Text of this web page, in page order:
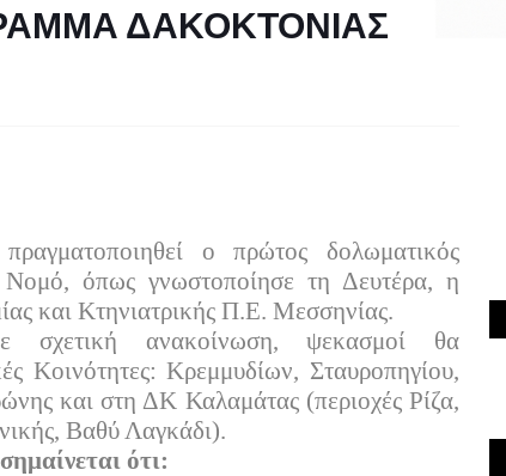
ΔΑΚΟΚΤΟΝΙΑΣ
ο πρώτος δολωματικός
Νομό, όπως γνωστοποίησε τη Δευτέρα, η
και Κτηνιατρικής Π.Ε. Μεσσηνίας.
σχετική ανακοίνωση, ψεκασμοί θα
Κοινότητες: Κρεμμυδίων, Σταυροπηγίου,
και στη ΔΚ Καλαμάτας (περιοχές Ρίζα,
Βαθύ Λαγκάδι).
ότι: